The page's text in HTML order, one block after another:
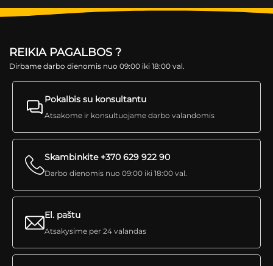
REIKIA PAGALBOS ?
Dirbame darbo dienomis nuo 09:00 iki 18:00 val.
Pokalbis su konsultantu
Atsakome ir konsultuojame darbo valandomis
Skambinkite +370 629 922 90
Darbo dienomis nuo 09:00 iki 18:00 val.
El. paštu
Atsakysime per 24 valandas